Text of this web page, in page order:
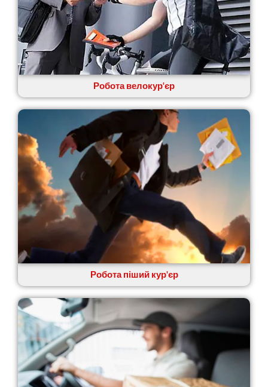
Кропивницький
Крихівці
Крюківщина
Крижанівка
Ладижин
Лісники
Лозова
Лубни
Луцьк
Лука-Мелешківська
Львів
Малин
Марганець
Миргород
Мукачево
Нетішин
Ніжин
Микитинці
Миколаїв
Нікополь
Новоолександрівка
Новомосковськ
Новосілки
Нововолинськ
Обухів
Обухівка
Одеса
Робота велокур'єр
Робота піший кур'єр